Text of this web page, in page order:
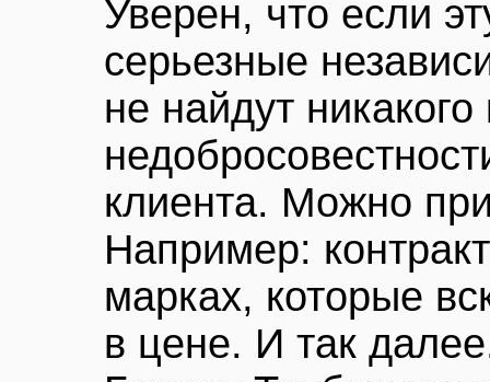
Уверен, что если
серьезные
не найдут
клиента. Можно
Например:
марках, которые
в цене. И так